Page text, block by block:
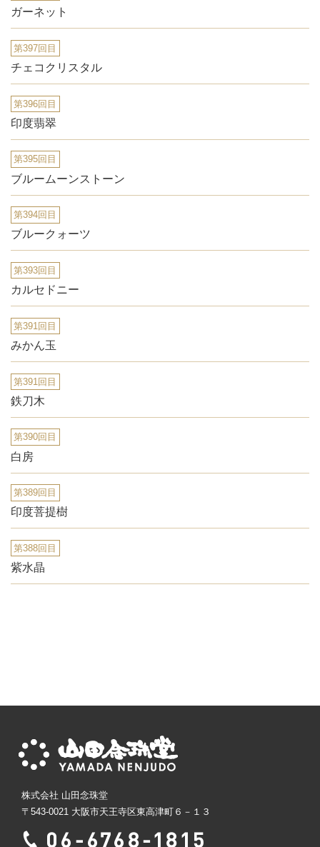
ガーネット
第397回目
チェコクリスタル
第396回目
印度翡翠
第395回目
ブルームーンストーン
第394回目
ブルークォーツ
第393回目
カルセドニー
第391回目
みかん玉
第391回目
鉄刀木
第390回目
白房
第389回目
印度菩提樹
第388回目
紫水晶
株式会社 山田念珠堂
〒543-0021 大阪市天王寺区東高津町６－１３